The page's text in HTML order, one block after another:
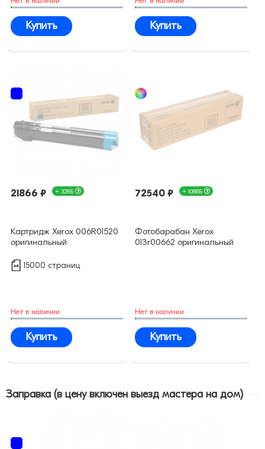
Купить Купить
21866 ₽ + 328Б
Картридж Xerox 006R01520
оригинальный
15000 страниц
Нет в наличии
Купить
72540 ₽ + 1088Б
Фотобарабан Xerox
013r00662 оригинальный
Нет в наличии
Купить
Заправка (в цену включен выезд мастера на дом)